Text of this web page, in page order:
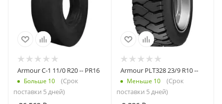
Armour C-1 11/0 R20 -- PR16
Больше 10
(Срок
поставки 5 дней)
Armour PLT328 23/9 R10 --
Меньше 10
(Срок
поставки 5 дней)